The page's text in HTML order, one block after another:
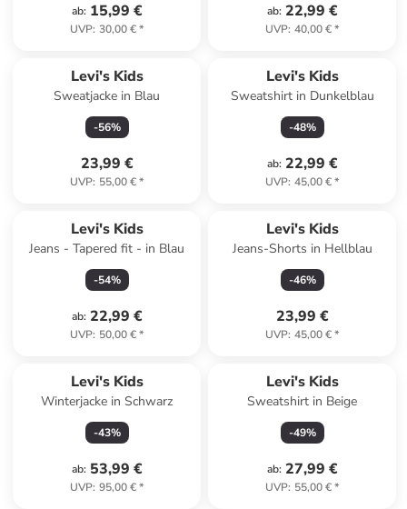
ab: 15,99 €
UVP: 30,00 €*
ab: 22,99 €
UVP: 40,00 €*
Levi's Kids
Sweatjacke in Blau
-56%
23,99 €
UVP: 55,00 €*
Levi's Kids
Sweatshirt in Dunkelblau
-48%
ab: 22,99 €
UVP: 45,00 €*
Levi's Kids
Jeans - Tapered fit - in Blau
-54%
ab: 22,99 €
UVP: 50,00 €*
Levi's Kids
Jeans-Shorts in Hellblau
-46%
23,99 €
UVP: 45,00 €*
Levi's Kids
Winterjacke in Schwarz
-43%
ab: 53,99 €
UVP: 95,00 €*
Levi's Kids
Sweatshirt in Beige
-49%
ab: 27,99 €
UVP: 55,00 €*